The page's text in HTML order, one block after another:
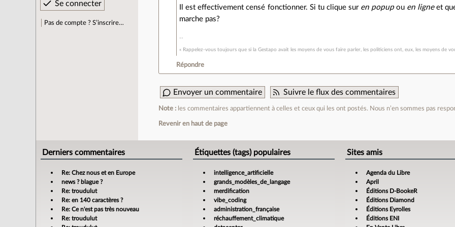
Pas de compte ? S’inscrire…
Il est effectivement censé fonctionner. Si tu clique sur en popupou en ligneet
marche pas?
« Rappelez-vous toujours que si la Gestapo avait les moyens de vous faire parler, les politiciens ont, eux, les moyens de
Répondre
Envoyer un commentaire Suivre le flux des commentaires
Note : les commentaires appartiennent à celles et ceux qui les ont postés. Nous n’en sommes pas
Revenir en haut de page
Derniers commentaires
Re: Chez nous et en Europe
news ? blague ?
Re: troudulut
Re: en 140 caractères ?
Re: Ce n'est pas très nouveau
Re: troudulut
Étiquettes (tags) populaires
intelligence_artificielle
grands_modèles_de_langage
merdification
vibe_coding
administration_française
réchauffement_climatique
Sites amis
Agenda du Libre
April
Éditions D-BookeR
Éditions Diamond
Éditions Eyrolles
Éditions ENI